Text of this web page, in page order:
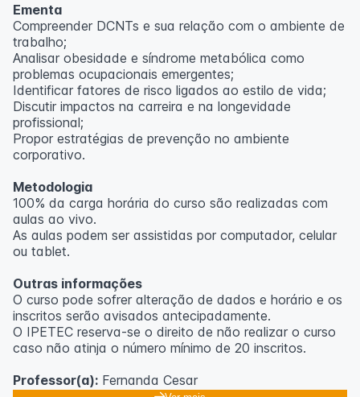
Ementa
Compreender DCNTs e sua relação com o ambiente de
trabalho;
Analisar obesidade e síndrome metabólica como
problemas ocupacionais emergentes;
Identificar fatores de risco ligados ao estilo de vida;
Discutir impactos na carreira e na longevidade
profissional;
Propor estratégias de prevenção no ambiente
corporativo.
Metodologia
100% da carga horária do curso são realizadas com
aulas ao vivo.
As aulas podem ser assistidas por computador, celular
ou tablet.
Outras informações
O curso pode sofrer alteração de dados e horário e os
inscritos serão avisados ​​antecipadamente.
O IPETEC reserva-se o direito de não realizar o curso
caso não atinja o número mínimo de 20 inscritos.
Professor(a): Fernanda Cesar